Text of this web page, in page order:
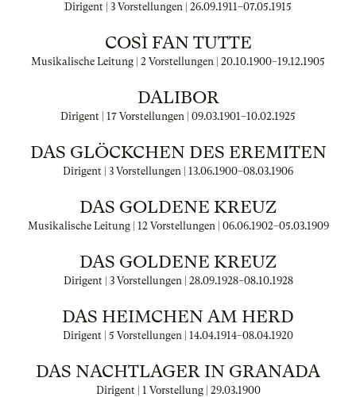
Dirigent | 3 Vorstellungen | 26.09.1911–07.05.1915
COSÌ FAN TUTTE
Musikalische Leitung | 2 Vorstellungen | 20.10.1900–19.12.1905
DALIBOR
Dirigent | 17 Vorstellungen | 09.03.1901–10.02.1925
DAS GLÖCKCHEN DES EREMITEN
Dirigent | 3 Vorstellungen | 13.06.1900–08.03.1906
DAS GOLDENE KREUZ
Musikalische Leitung | 12 Vorstellungen | 06.06.1902–05.03.1909
DAS GOLDENE KREUZ
Dirigent | 3 Vorstellungen | 28.09.1928–08.10.1928
DAS HEIMCHEN AM HERD
Dirigent | 5 Vorstellungen | 14.04.1914–08.04.1920
DAS NACHTLAGER IN GRANADA
Dirigent | 1 Vorstellung | 29.03.1900